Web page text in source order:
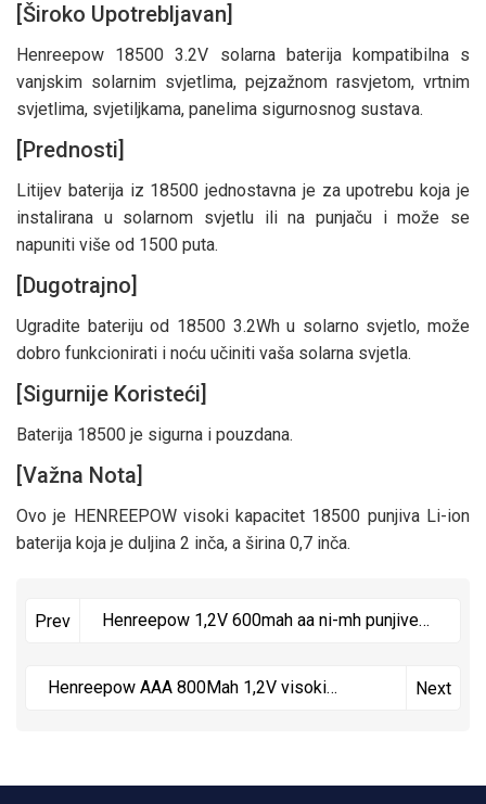
[Široko Upotrebljavan]
Henreepow 18500 3.2V solarna baterija kompatibilna s
vanjskim solarnim svjetlima, pejzažnom rasvjetom, vrtnim
svjetlima, svjetiljkama, panelima sigurnosnog sustava.
[Prednosti]
Litijev baterija iz 18500 jednostavna je za upotrebu koja je
instalirana u solarnom svjetlu ili na punjaču i može se
napuniti više od 1500 puta.
[Dugotrajno]
Ugradite bateriju od 18500 3.2Wh u solarno svjetlo, može
dobro funkcionirati i noću učiniti vaša solarna svjetla.
[Sigurnije Koristeći]
Baterija 18500 je sigurna i pouzdana.
[Važna Nota]
Ovo je HENREEPOW visoki kapacitet 18500 punjiva Li-ion
baterija koja je duljina 2 inča, a širina 0,7 inča.
Prev
Henreepow 1,2V 600mah aa ni-mh punjive
Henreepow AAA 800Mah 1,2V visoki
Next